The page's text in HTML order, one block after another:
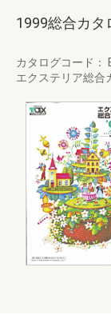
1999総合カタ
カタログコード：
エクステリア総合